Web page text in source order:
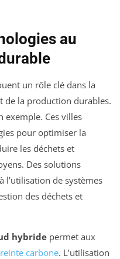
au
un rôle clé dans la
de la production durables.
exemple. Ces villes
pour optimiser la
les déchets et
Des solutions
l’utilisation de systèmes
des déchets et
hybride permet aux
carbone. L’utilisation